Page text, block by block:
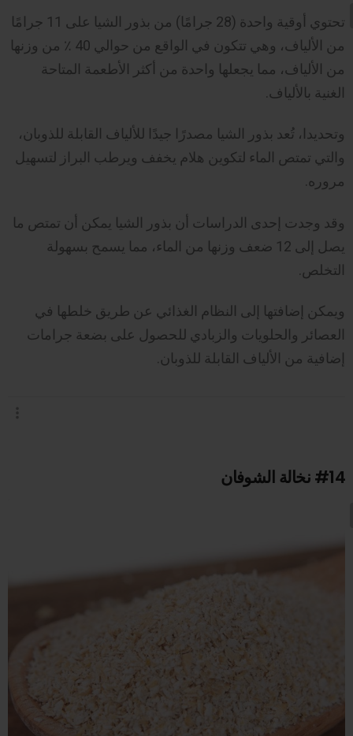
تحتوي أوقية واحدة (28 جرامًا) من بذور الشيا على 11 جرامًا
من الألياف، وهي تتكون في الواقع من حوالي 40 ٪ من وزنها
من الألياف، مما يجعلها واحدة من أكثر الأطعمة المتاحة
الغنية بالألياف.
وتحديدا، تُعد بذور الشيا مصدرًا جيدًا للألياف القابلة للذوبان،
والتي تمتص الماء لتكوين هلام يخفف ويرطب البراز لتسهيل
مروره.
وقد وجدت إحدى الدراسات أن بذور الشيا يمكن أن تمتص ما
يصل إلى 12 ضعف وزنها من الماء، مما يسمح بسهولة
التخلص.
ويمكن إضافتها إلى النظام الغذائي عن طريق خلطها في
العصائر والحلويات والزبادي للحصول على بضعة جرامات
إضافية من الألياف القابلة للذوبان.
#14 نخالة الشوفان